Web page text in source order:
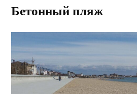
Бетонный пляж